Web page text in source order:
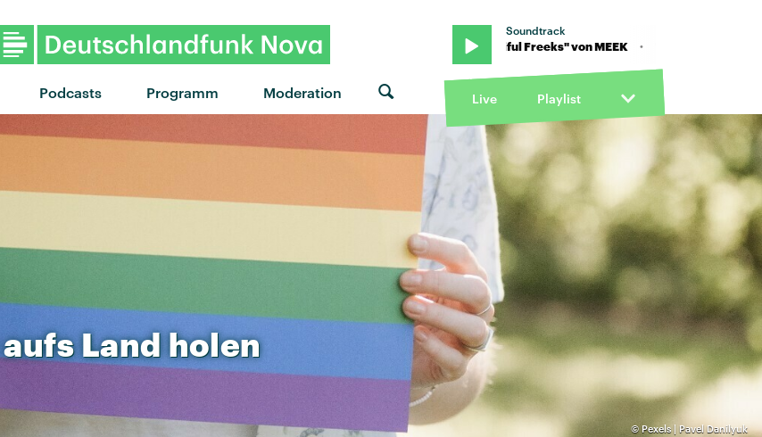
Podcasts Programm Moderation
Soundtrack
"Beautiful Freeks" von MEEK · "Beautiful Freeks" von MEEK · "Beautiful Freeks" von MEEK
Live Playlist
© Pexels | Pavel Danilyuk
aufsLandholen